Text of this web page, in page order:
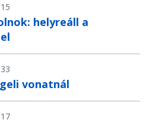
helyreáll a
vonatnál